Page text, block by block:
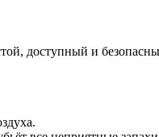
доступный и